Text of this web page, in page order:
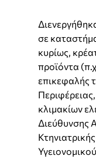
σε
κυρίως,
προϊόντα
επικεφαλής
κλιμακίων
Διεύθυνσης